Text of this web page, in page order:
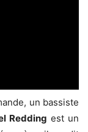
un bassiste
Redding est un